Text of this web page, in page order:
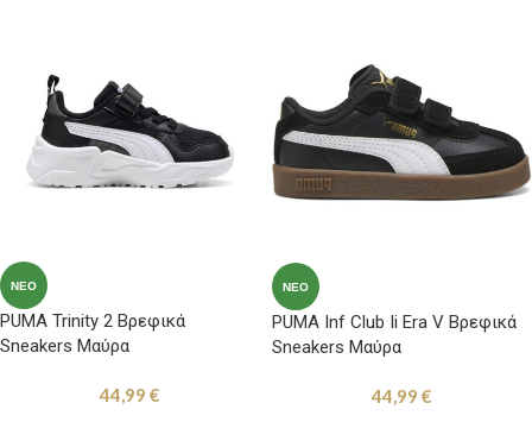
ΝΈΟ
PUMA Trinity 2 Βρεφικά
Sneakers Μαύρα
44,99 €
ΝΈΟ
PUMA Inf Club Ii Era V Βρεφικά
Sneakers Μαύρα
44,99 €